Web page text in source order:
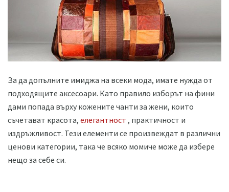
За да допълните имиджа на всеки мода, имате нужда от
подходящите аксесоари. Като правило изборът на фини
дами попада върху кожените чанти за жени, които
съчетават красота, елегантност , практичност и
издръжливост. Тези елементи се произвеждат в различни
ценови категории, така че всяко момиче може да избере
нещо за себе си.